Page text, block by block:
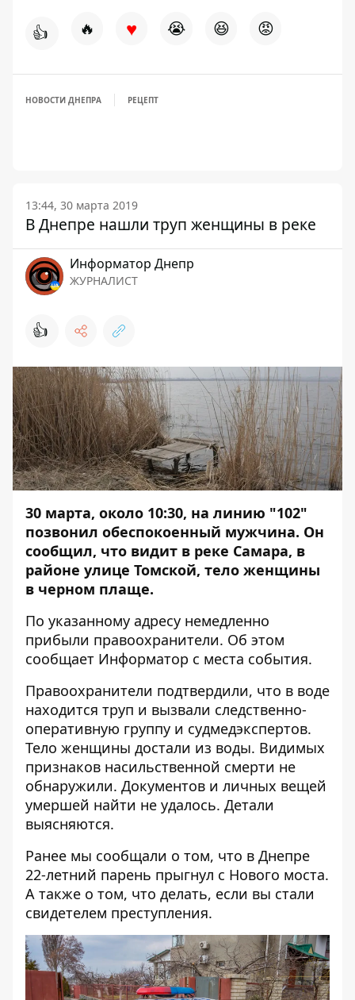
👍 🔥 ♥ 😭 😆 😡
НОВОСТИ ДНЕПРА РЕЦЕПТ
13:44, 30 марта 2019
В Днепре нашли труп женщины в реке
Информатор Днепр
ЖУРНАЛИСТ
👍
30 марта, около 10:30, на линию "102"
позвонил обеспокоенный мужчина. Он
сообщил, что видит в реке Самара, в
районе улице Томской, тело женщины
в черном плаще.
По указанному адресу немедленно
прибыли правоохранители. Об этом
сообщает Информатор с места события.
Правоохранители подтвердили, что в воде
находится труп и вызвали следственно-
оперативную группу и судмедэкспертов.
Тело женщины достали из воды. Видимых
признаков насильственной смерти не
обнаружили. Документов и личных вещей
умершей найти не удалось. Детали
выясняются.
Ранее мы сообщали о том, что в Днепре
22-летний парень прыгнул с Нового моста.
А также о том, что делать, если вы стали
свидетелем преступления.